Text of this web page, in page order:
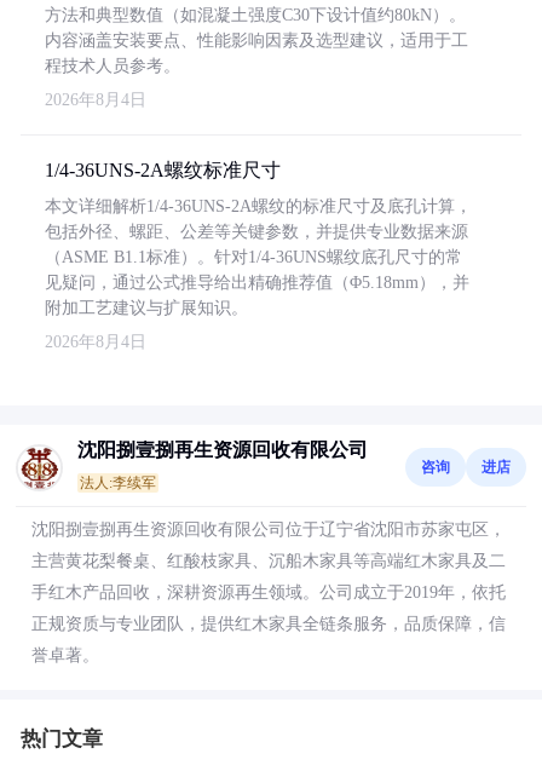
方法和典型数值（如混凝土强度C30下设计值约80kN）。
内容涵盖安装要点、性能影响因素及选型建议，适用于工
程技术人员参考。
2026年8月4日
1/4-36UNS-2A螺纹标准尺寸
本文详细解析1/4-36UNS-2A螺纹的标准尺寸及底孔计算，
包括外径、螺距、公差等关键参数，并提供专业数据来源
（ASME B1.1标准）。针对1/4-36UNS螺纹底孔尺寸的常
见疑问，通过公式推导给出精确推荐值（Φ5.18mm），并
附加工艺建议与扩展知识。
2026年8月4日
沈阳捌壹捌再生资源回收有限公司
法人:李续军
咨询 进店
沈阳捌壹捌再生资源回收有限公司位于辽宁省沈阳市苏家屯区，
主营黄花梨餐桌、红酸枝家具、沉船木家具等高端红木家具及二
手红木产品回收，深耕资源再生领域。公司成立于2019年，依托
正规资质与专业团队，提供红木家具全链条服务，品质保障，信
誉卓著。
热门文章